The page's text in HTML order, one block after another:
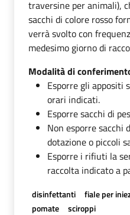
traversine per animali),
sacchi di colore rosso
verrà svolto con
medesimo giorno di
Modalità di
Esporre gli appositi
orari indicati.
Esporre sacchi di
Non esporre sacchi
dotazione o piccoli
Esporre i rifiuti la
raccolta indicato a
disinfettanti fiale per
pomate
sciroppi